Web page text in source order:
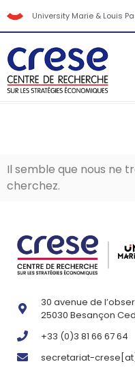
University Marie & Louis
Il semble que nous ne
cherchez.
30 avenue de
25030 Besançon
+33 (0)3 81 66 67 64
secretariat-